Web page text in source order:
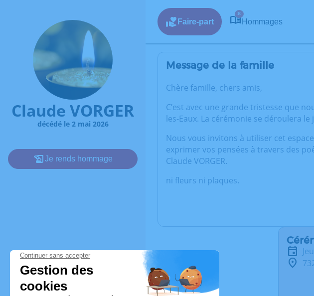
Claude VORGER
décédé le 2 mai 2026
Je rends hommage
Faire-part
10
Hommages
Message de la famille
Chère famille, chers amis,
C’est avec une grande tristesse que
les-Eaux. La cérémonie se déroulera le
Nous vous invitons à utiliser cet
exprimer vos pensées à travers des
Claude VORGER.
ni fleurs ni plaques.